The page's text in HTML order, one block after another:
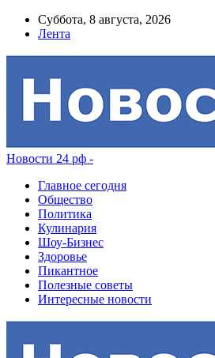
Суббота, 8 августа, 2026
Лента
Новости 24 рф -
Главное сегодня
Общество
Политика
Кулинария
Шоу-Бизнес
Здоровье
Пикантное
Полезные советы
Интересные новости